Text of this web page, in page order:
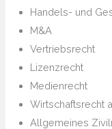
Handels- und
M&A
Vertriebsrecht
Lizenzrecht
Medienrecht
Wirtschaftsrecht
Allgemeines